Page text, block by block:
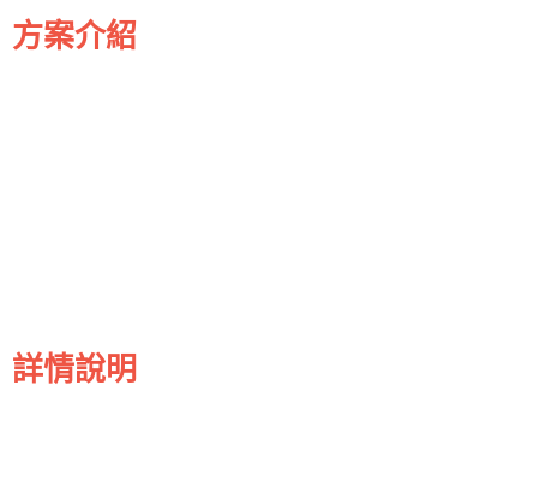
方案介紹
詳情說明